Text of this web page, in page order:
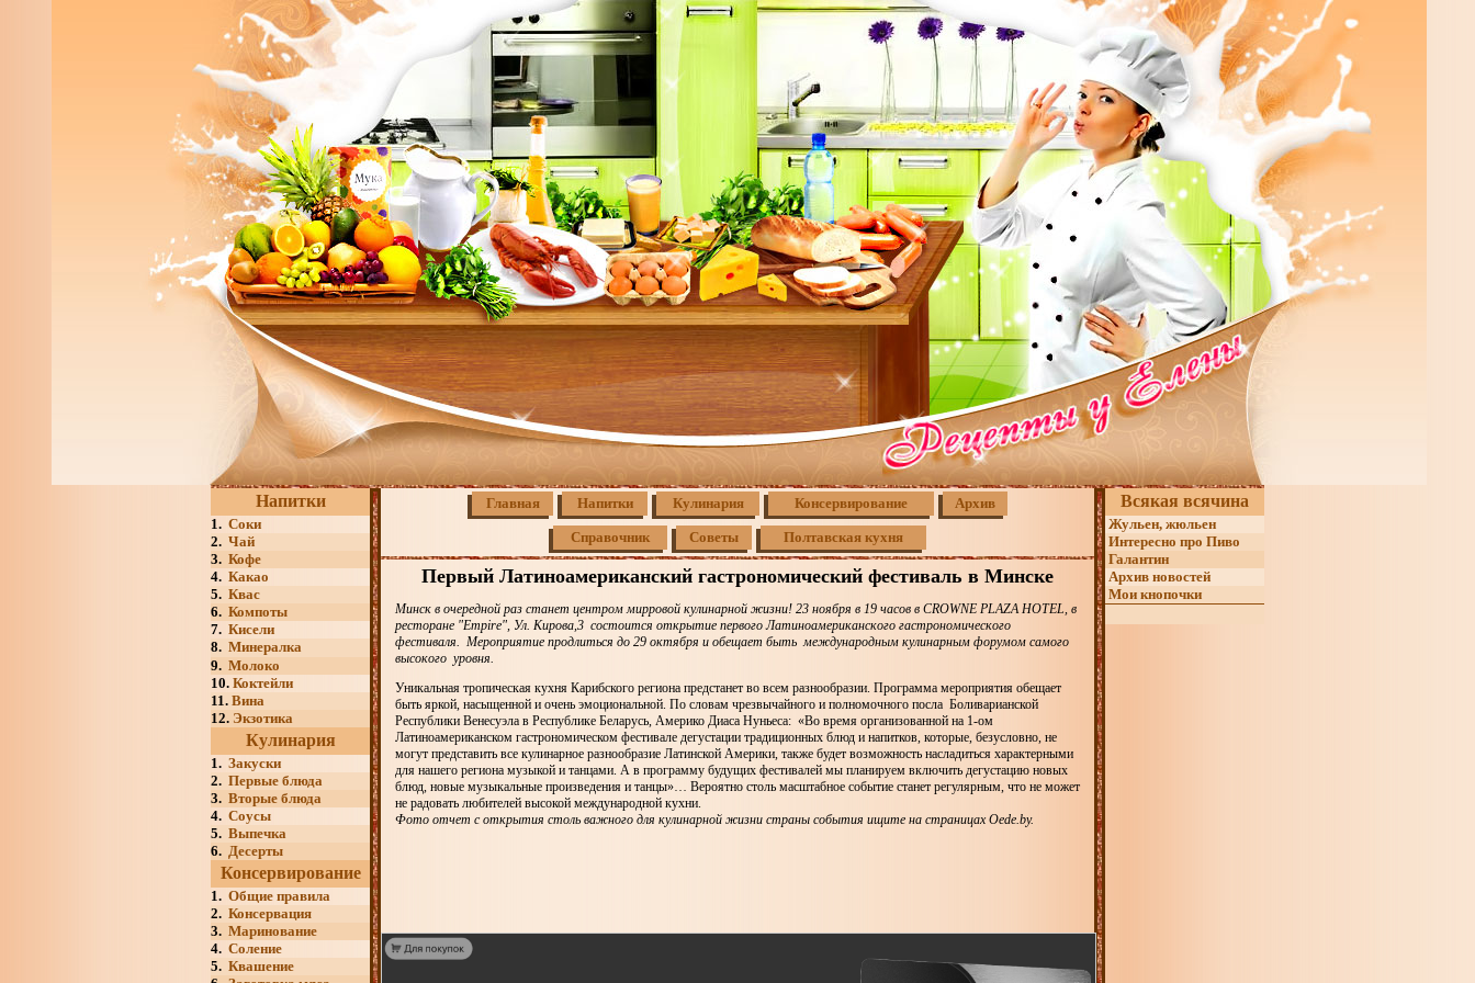
Напитки
1. Соки
2. Чай
3. Кофе
4. Какао
5. Квас
6. Компоты
7. Кисели
8. Минералка
9. Молоко
10. Коктейли
11. Вина
12. Экзотика
Кулинария
1. Закуски
2. Первые блюда
3. Вторые блюда
4. Соусы
5. Выпечка
6. Десерты
Консервирование
1. Общие правила
2. Консервация
3. Маринование
4. Соление
5. Квашение
Главная Напитки Кулинария Консервирование Архив
Справочник Советы Полтавская кухня
Первый Латиноамериканский гастрономический фестиваль в Минске
Минск в очередной раз станет центром мирровой кулинарной жизни! 23 ноября в 19 часов в CROWNE PLAZA HOTEL, в
ресторане "Empire", Ул. Кирова,3 состоится открытие первого Латиноамериканского гастрономического
фестиваля. Мероприятие продлиться до 29 октября и обещает быть международным кулинарным форумом самого
высокого уровня.
Уникальная тропическая кухня Карибского региона предстанет во всем разнообразии. Программа мероприятия обещает
быть яркой, насыщенной и очень эмоциональной. По словам чрезвычайного и полномочного посла Боливарианской
Республики Венесуэла в Республике Беларусь, Америко Диаса Нуньеса: «Во время организованной на 1-ом
Латиноамериканском гастрономическом фестивале дегустации традиционных блюд и напитков, которые, безусловно, не
могут представить все кулинарное разнообразие Латинской Америки, также будет возможность насладиться характерными
для нашего региона музыкой и танцами. А в программу будущих фестивалей мы планируем включить дегустацию новых
блюд, новые музыкальные произведения и танцы»… Вероятно столь масштабное событие станет регулярным, что не может
не радовать любителей высокой международной кухни.
Фото отчет с открытия столь важного для кулинарной жизни страны события ищите на страницах Oede.by.
Всякая всячина
Жульен, жюльен
Интересно про Пиво
Галантин
Архив новостей
Мои кнопочки